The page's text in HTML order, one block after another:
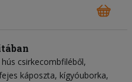
hús csirkecombfiléből
káposzta kígyóuborka